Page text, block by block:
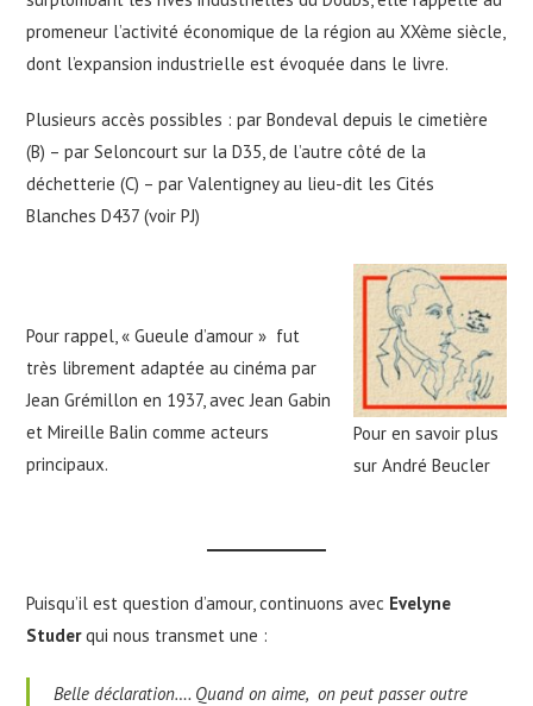
promeneur l’activité économique de la région au XXème siècle,
dont l’expansion industrielle est évoquée dans le livre.
Plusieurs accès possibles : par Bondeval depuis le cimetière
(B) – par Seloncourt sur la D35, de l’autre côté de la
déchetterie (C) – par Valentigney au lieu-dit les Cités
Blanches D437 (voir PJ)
Pour en savoir plus
sur André Beucler
Pour rappel, « Gueule d’amour » fut
très librement adaptée au cinéma par
Jean Grémillon en 1937, avec Jean Gabin
et Mireille Balin comme acteurs
principaux.
Puisqu’il est question d’amour, continuons avec Evelyne
Studerqui nous transmet une :
Belle déclaration…. Quand on aime, on peut passer outre